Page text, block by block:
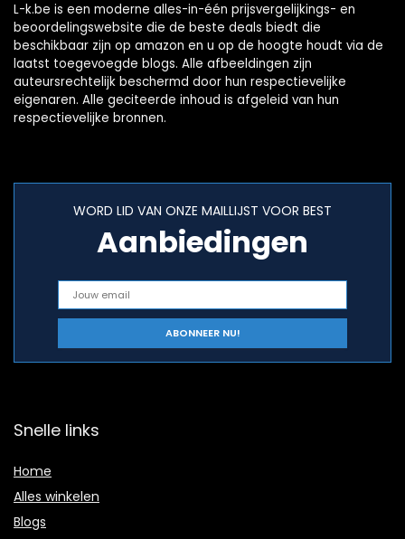
L-k.be is een moderne alles-in-één prijsvergelijkings- en
beoordelingswebsite die de beste deals biedt die
beschikbaar zijn op amazon en u op de hoogte houdt via de
laatst toegevoegde blogs. Alle afbeeldingen zijn
auteursrechtelijk beschermd door hun respectievelijke
eigenaren. Alle geciteerde inhoud is afgeleid van hun
respectievelijke bronnen.
WORD LID VAN ONZE MAILLIJST VOOR BEST
Aanbiedingen
Snelle links
Home
Alles winkelen
Blogs